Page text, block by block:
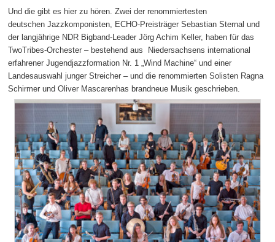
Und die gibt es hier zu hören. Zwei der renommiertesten
deutschen Jazzkomponisten, ECHO-Preisträger Sebastian Sternal und
der langjährige NDR Bigband-Leader Jörg Achim Keller, haben für das
TwoTribes-Orchester – bestehend aus Niedersachsens international
erfahrener Jugendjazzformation Nr. 1 „Wind Machine“ und einer
Landesauswahl junger Streicher – und die renommierten Solisten Ragna
Schirmer und Oliver Mascarenhas brandneue Musik geschrieben.